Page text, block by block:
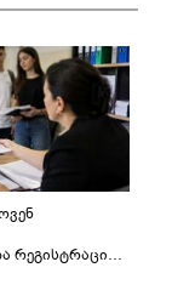
რეგისტრაციის